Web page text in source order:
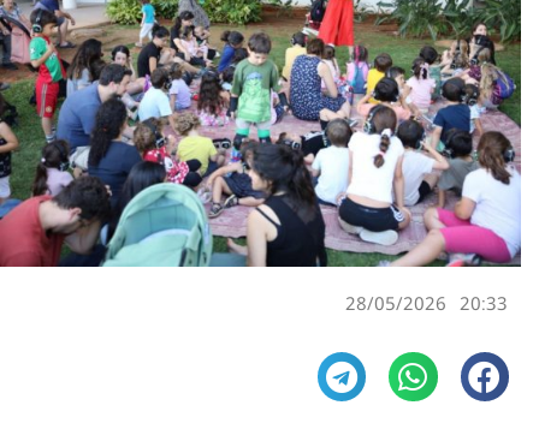
20:33
28/05/2026